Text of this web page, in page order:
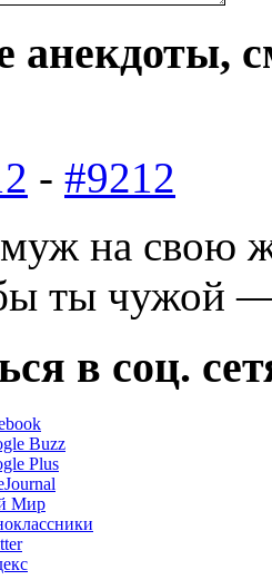
анекдоты,
- #9212
на свою
ты чужой —
в соц.